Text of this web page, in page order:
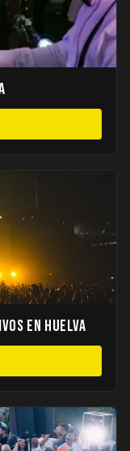
en Huelva